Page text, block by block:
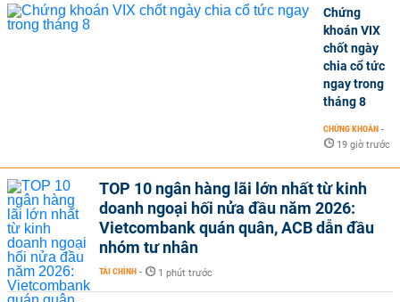
Chứng
khoán VIX
chốt ngày
chia cổ tức
ngay trong
tháng 8
CHỨNG KHOÁN -
19 giờ trước
TOP 10 ngân hàng lãi lớn nhất từ kinh
doanh ngoại hối nửa đầu năm 2026:
Vietcombank quán quân, ACB dẫn đầu
nhóm tư nhân
TÀI CHÍNH - 1 phút trước